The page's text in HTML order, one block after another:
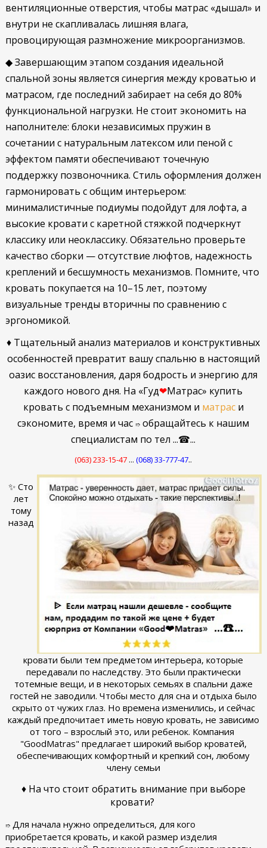
вентиляционные отверстия, чтобы матрас «дышал» и
внутри не скапливалась лишняя влага,
провоцирующая размножение микроорганизмов.
◆ Завершающим этапом создания идеальной
спальной зоны является синергия между кроватью и
матрасом, где последний забирает на себя до 80%
функциональной нагрузки. Не стоит экономить на
наполнителе: блоки независимых пружин в
сочетании с натуральным латексом или пеной с
эффектом памяти обеспечивают точечную
поддержку позвоночника. Стиль оформления должен
гармонировать с общим интерьером:
минималистичные подиумы подойдут для лофта, а
высокие кровати с каретной стяжкой подчеркнут
классику или неоклассику. Обязательно проверьте
качество сборки — отсутствие люфтов, надежность
креплений и бесшумность механизмов. Помните, что
кровать покупается на 10–15 лет, поэтому
визуальные тренды вторичны по сравнению с
эргономикой.
♦ Тщательный анализ материалов и конструктивных
особенностей превратит вашу спальню в настоящий
оазис восстановления, даря бодрость и энергию для
каждого нового дня. На «Гуд❤Матрас» купить
кровать с подъемным механизмом и матрас и
сэкономите, время и час➱ обращайтесь к нашим
специалистам по тел...☎...
(063)233-15-47 ...(068) 33-777-47..
✨ Сто
лет
тому
назад
кровати были тем предметом интерьера, которые
передавали по наследству. Это были практически
тотемные вещи, и в некоторых семьях в спальни даже
гостей не заводили. Чтобы место для сна и отдыха было
скрыто от чужих глаз. Но времена изменились, и сейчас
каждый предпочитает иметь новую кровать, не зависимо
от того – взрослый это, или ребенок. Компания
"GoodMatras" предлагает широкий выбор кроватей,
обеспечивающих комфортный и крепкий сон, любому
члену семьи
♦ На что стоит обратить внимание при выборе
кровати?
➱Для начала нужно определиться, для кого
приобретается кровать, и какой размер изделия